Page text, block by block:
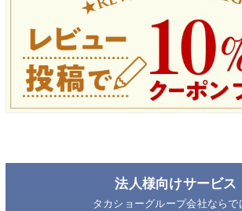
法人様向けサービス
タカショーグループ会社ならで